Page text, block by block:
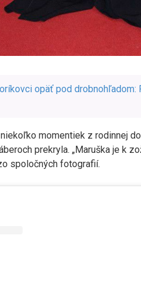
opäť pod
momentiek z rodinnej
prekryla. „Maruška je k
spoločných fotografií.